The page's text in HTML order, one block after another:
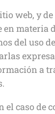
web, y
materia
del uso
a
el caso de